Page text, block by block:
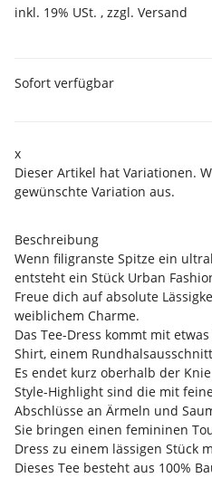
inkl. 19% USt. , zzgl. Versand
Sofort verfügbar
x
Dieser Artikel hat Variationen.
gewünschte Variation aus.
Beschreibung
Wenn filigranste Spitze ein
entsteht ein Stück Urban
Freue dich auf absolute
weiblichem Charme.
Das Tee-Dress kommt mit
Shirt, einem
Es endet kurz oberhalb der
Style-Highlight sind die mit
Abschlüsse an Ärmeln und
Sie bringen einen femininen
Dress zu einem lässigen Stück
Dieses Tee besteht aus 100%